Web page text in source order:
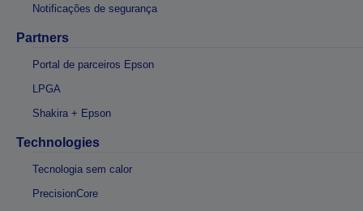
Notificações de segurança
Partners
Portal de parceiros Epson
LPGA
Shakira + Epson
Technologies
Tecnologia sem calor
PrecisionCore